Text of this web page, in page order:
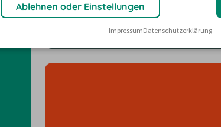
Mietwagen USA
Ablehnen oder Einstellungen
ImpressumDatenschutzerklärung